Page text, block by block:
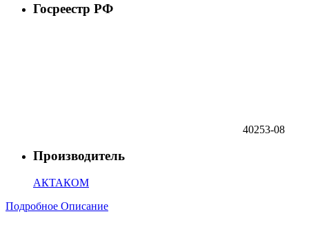
Госреестр РФ
40253-08
Производитель
АКТАКОМ
Подробное Описание